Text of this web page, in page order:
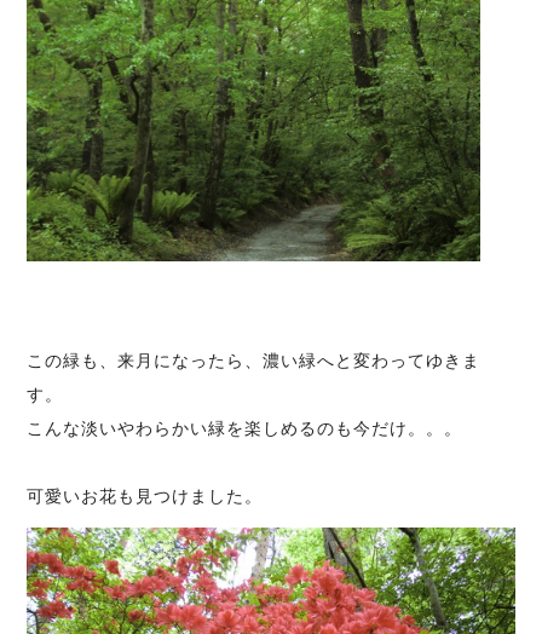
この緑も、来月になったら、濃い緑へと変わってゆきま
す。
こんな淡いやわらかい緑を楽しめるのも今だけ。。。
可愛いお花も見つけました。